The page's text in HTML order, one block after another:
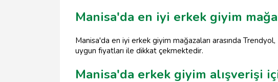
Manisa'da en iyi erkek giyim
Manisa'da en iyi erkek giyim mağazaları arasında
uygun fiyatları ile dikkat çekmektedir.
Manisa'da erkek giyim alışverişi